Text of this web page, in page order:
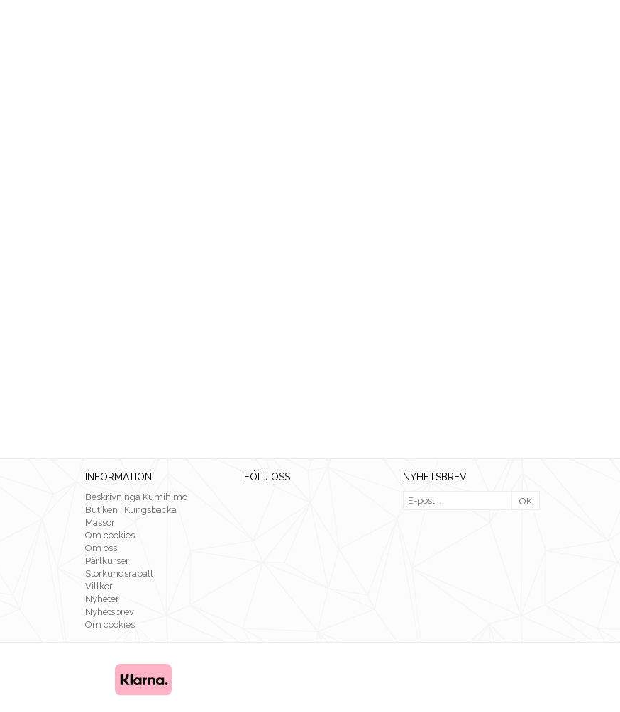
INFORMATION
Beskrivninga Kumihimo
Butiken i Kungsbacka
Mässor
Om cookies
Om oss
Pärlkurser
Storkundsrabatt
Villkor
Nyheter
Nyhetsbrev
Om cookies
FÖLJ OSS NYHETSBREV
OK